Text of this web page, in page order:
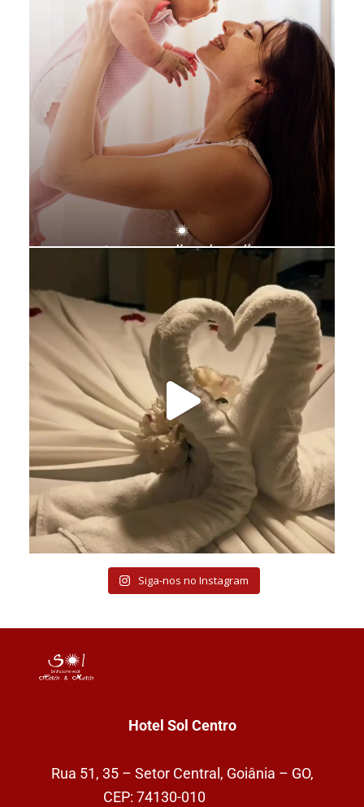
Siga-nos no Instagram
Hotel Sol Centro
Rua 51, 35 – Setor Central, Goiânia – GO,
CEP: 74130-010